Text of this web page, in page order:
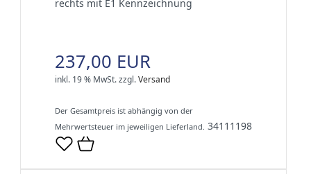
rechts mit E1 Kennzeichnung
237,00 EUR
inkl. 19 % MwSt.zzgl.Versand
Der Gesamtpreis ist abhängig von der
Mehrwertsteuer im jeweiligen Lieferland. 34111198